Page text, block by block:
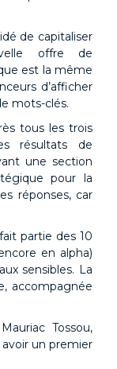
de capitaliser
offre de
est la même
d’afficher
mots-clés.
tous les trois
résultats de
une section
pour la
réponses, car
partie des 10
en alpha)
sensibles. La
accompagnée
Tossou,
un premier